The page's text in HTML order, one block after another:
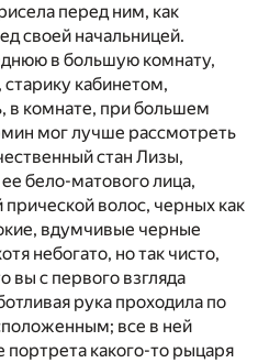
перед ним, как
своей начальницей.
в большую комнату,
кабинетом,
в комнате, при большем
мог лучше рассмотреть
стан Лизы,
бело-матового лица,
волос, черных как
вдумчивые черные
небогато, но так чисто,
вы с первого взгляда
рука проходила по
все в ней
портрета какого-то рыцаря